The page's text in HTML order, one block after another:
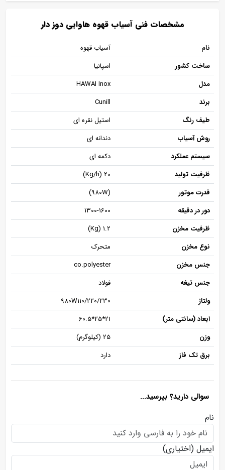
مشخصات فنی آسیاب قهوه هاوایی دوز دار
نام
آسیاب قهوه
ساخت کشور
اسپانیا
مدل
HAWAI Inox
برند
Cunill
طیف رنگ
استیل نقره ای
روش آسیاب
دندانه ای
سیستم عملکرد
دکمه ای
ظرفیت تولید
Kg/h) 20)
قدرت موتور
(980W)
دور در دقیقه
1300-1600
ظرفیت مخزن
Kg) 1.2)
نوع مخزن
متحرک
جنس مخزن
co.polyester
جنس تیغه
فولاد
ولتاژ
980W110/220/230
ابعاد (سانتی متر)
21*25*60.5
وزن
25 (کیلوگرم)
برق تک فاز
دارد
سوالی دارید؟ بپرسید...
نام
ایمیل (اختیاری)